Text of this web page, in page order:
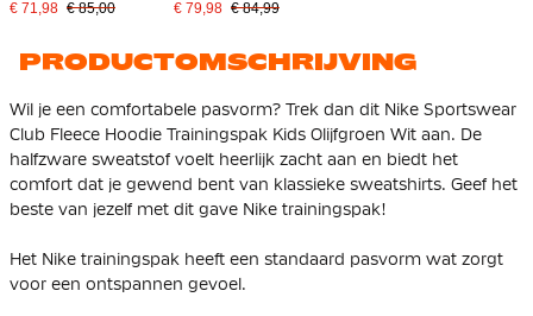
Trainingspak Kids Grijs
€ 71,98 € 85,00
Trainingspak Kids Blauw
€ 79,98 € 84,99
PRODUCTOMSCHRIJVING
Wil je een comfortabele pasvorm? Trek dan dit Nike Sportswear
Club Fleece Hoodie Trainingspak Kids Olijfgroen Wit aan. De
halfzware sweatstof voelt heerlijk zacht aan en biedt het
comfort dat je gewend bent van klassieke sweatshirts. Geef het
beste van jezelf met dit gave Nike trainingspak!
Het Nike trainingspak heeft een standaard pasvorm wat zorgt
voor een ontspannen gevoel.